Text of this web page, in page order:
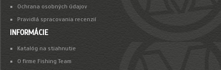
Ochrana osobných údajov
Pravidlá spracovania recenzií
INFORMÁCIE
Katalóg na stiahnutie
O firme Fishing Team